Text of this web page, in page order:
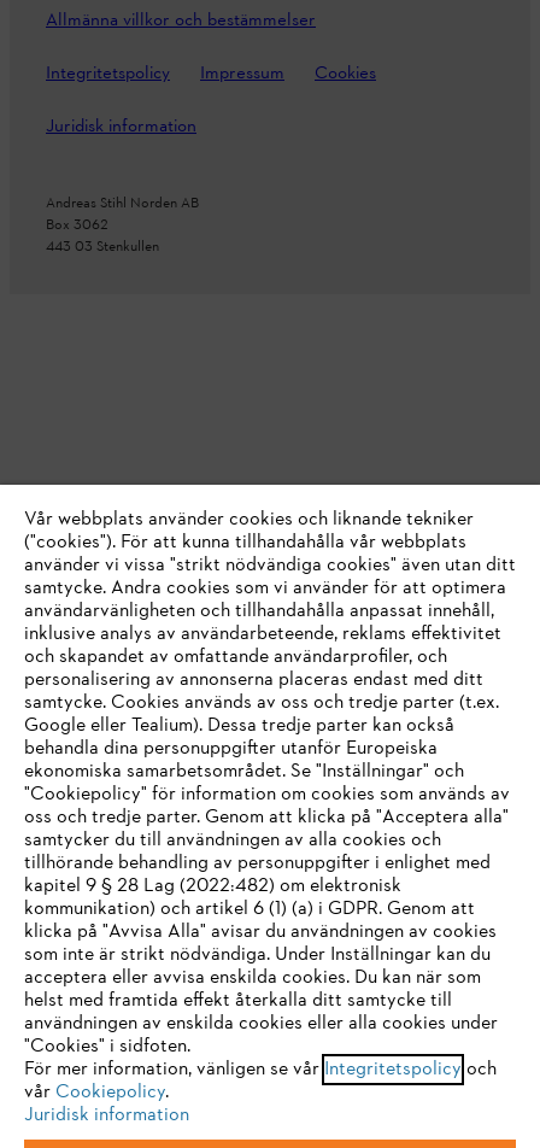
Allmänna villkor och bestämmelser
Integritetspolicy Impressum Cookies
Juridisk information
Andreas Stihl Norden AB
Box 3062
443 03 Stenkullen
IHR BROWSER WIRD NICHT
UNTERSTÜTZT
Sie nutzen einen Browser, den wir noch nicht unterstützen. Für
eine optimale Nutzung unserer Seite empfehlen wir Ihnen, zu
einem der folgenden Browser zu wechseln:
Firefox Chrome
Vår webbplats använder cookies och liknande tekniker
("cookies"). För att kunna tillhandahålla vår webbplats
använder vi vissa "strikt nödvändiga cookies" även utan ditt
samtycke. Andra cookies som vi använder för att optimera
användarvänligheten och tillhandahålla anpassat innehåll,
inklusive analys av användarbeteende, reklams effektivitet
och skapandet av omfattande användarprofiler, och
personalisering av annonserna placeras endast med ditt
samtycke. Cookies används av oss och tredje parter (t.ex.
Google eller Tealium). Dessa tredje parter kan också
behandla dina personuppgifter utanför Europeiska
ekonomiska samarbetsområdet. Se "Inställningar" och
"Cookiepolicy" för information om cookies som används av
oss och tredje parter. Genom att klicka på "Acceptera alla"
samtycker du till användningen av alla cookies och
tillhörande behandling av personuppgifter i enlighet med
kapitel 9 § 28 Lag (2022:482) om elektronisk
kommunikation) och artikel 6 (1) (a) i GDPR. Genom att
klicka på "Avvisa Alla" avisar du användningen av cookies
som inte är strikt nödvändiga. Under Inställningar kan du
acceptera eller avvisa enskilda cookies. Du kan när som
helst med framtida effekt återkalla ditt samtycke till
användningen av enskilda cookies eller alla cookies under
"Cookies" i sidfoten.
För mer information, vänligen se vår Integritetspolicy och
vår Cookiepolicy.
Juridisk information